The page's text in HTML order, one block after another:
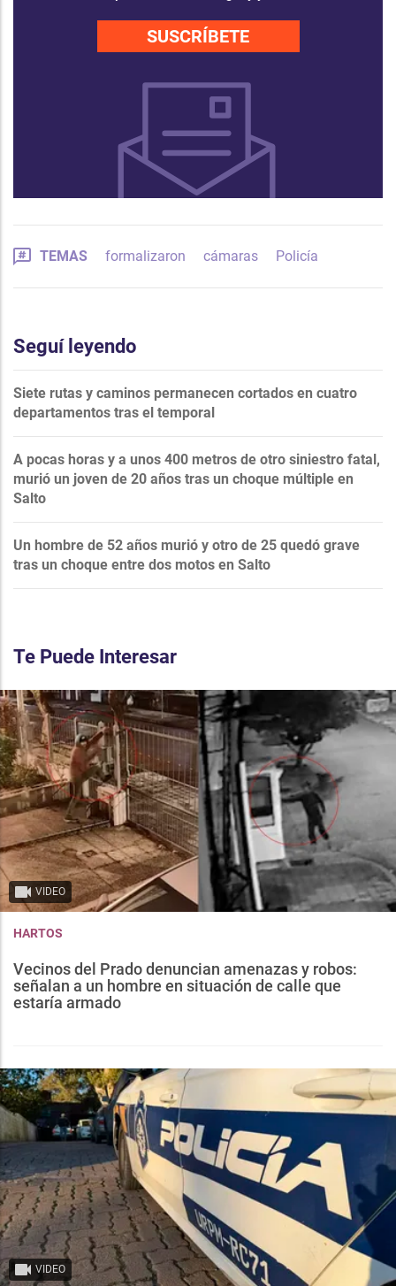
SUSCRÍBETE
TEMAS formalizaron cámaras Policía
Seguí leyendo
Siete rutas y caminos permanecen cortados en cuatro
departamentos tras el temporal
A pocas horas y a unos 400 metros de otro siniestro fatal,
murió un joven de 20 años tras un choque múltiple en
Salto
Un hombre de 52 años murió y otro de 25 quedó grave
tras un choque entre dos motos en Salto
Te Puede Interesar
VIDEO
HARTOS
Vecinos del Prado denuncian amenazas y robos:
señalan a un hombre en situación de calle que
estaría armado
VIDEO